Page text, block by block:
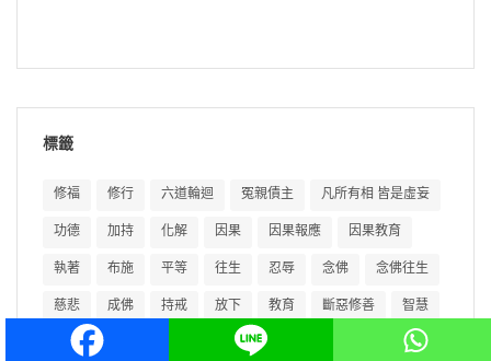
標籤
修福 修行 六道輪迴 冤親債主 凡所有相 皆是虛妄
功德 加持 化解 因果 因果報應 因果教育
執著 布施 平等 往生 忍辱 念佛 念佛往生
慈悲 成佛 持戒 放下 教育 斷惡修善 智慧
業障 淨土 淨土法門